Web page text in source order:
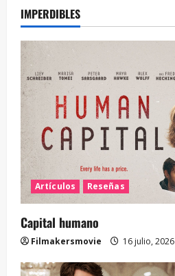
IMPERDIBLES
Artículos Reseñas
Capital humano
Filmakersmovie 16 julio, 2026